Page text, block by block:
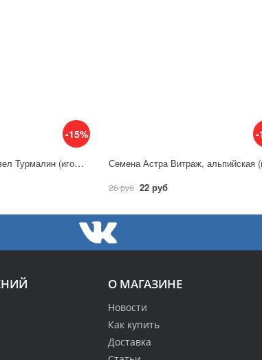
-15%
Семена Астра Джувел Турмалин (игольчато-коготковая) / Гавриш
-
26 руб 22 руб
О МАГАЗИНЕ
Новости
Как купить
Доставка